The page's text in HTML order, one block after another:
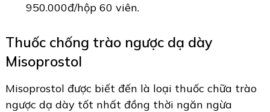
950.000đ/hộp 60 viên.
Thuốc chống trào ngược dạ dày
Misoprostol
Misoprostol được biết đến là loại thuốc chữa trào
ngược dạ dày tốt nhất đồng thời ngăn ngừa